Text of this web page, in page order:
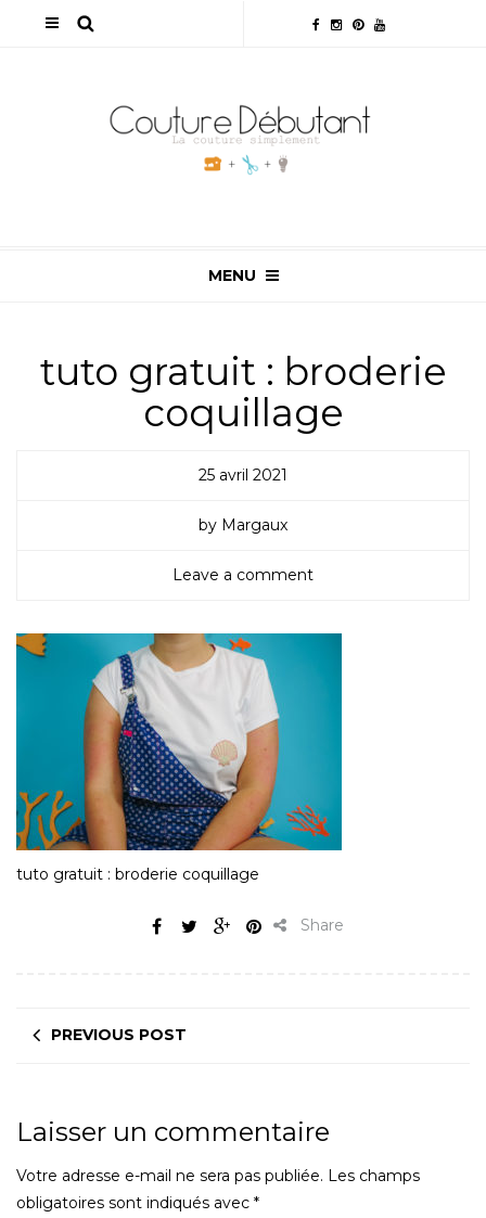
MENU
tuto gratuit : broderie
coquillage
25 avril 2021
by Margaux
Leave a comment
tuto gratuit : broderie coquillage
Share
PREVIOUS POST
Laisser un commentaire
Votre adresse e-mail ne sera pas publiée. Les champs
obligatoires sont indiqués avec *